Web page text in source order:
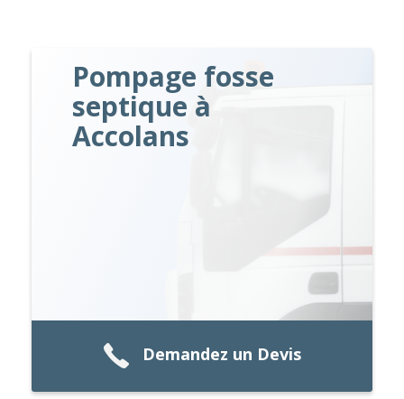
Pompage fosse
septique à
Accolans
Demandez un Devis